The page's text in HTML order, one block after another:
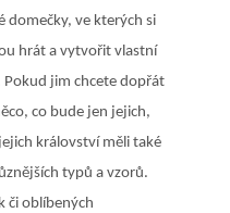
domečky, ve kterých si
hrát a vytvořit vlastní
jim chcete dopřát
co bude jen jejich,
království měli také
typů a vzorů.
či oblíbených